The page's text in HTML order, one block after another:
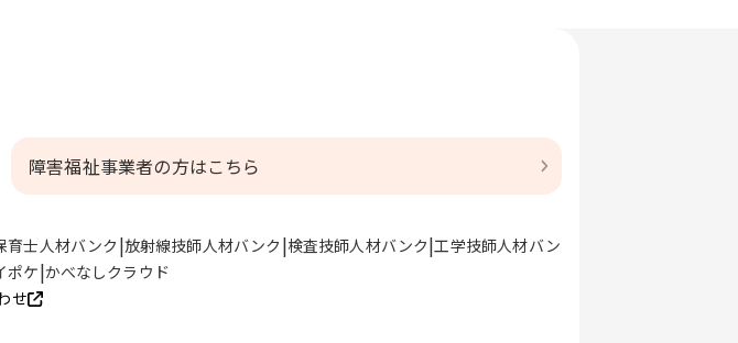
障害福祉事業者の方はこちら
育士人材バンク 放射線技師人材バンク 検査技師人材バンク 工学技師人材バン
ポケ かべなしクラウド
せ